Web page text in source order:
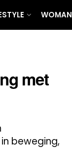
WOMAN
met
beweging,